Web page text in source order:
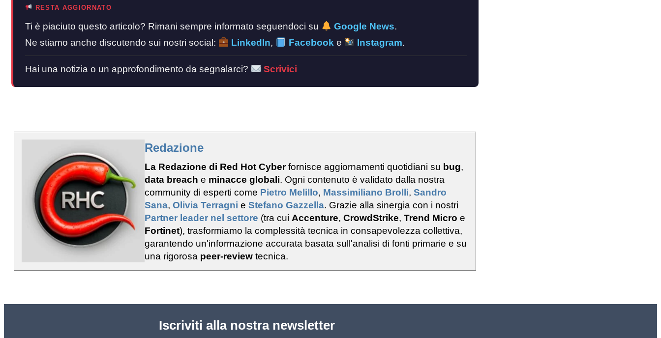
RESTA AGGIORNATO
Ti è piaciuto questo articolo? Rimani sempre informato seguendoci su Google News.
Ne stiamo anche discutendo sui nostri social:
LinkedIn, Facebook e Instagram.
Hai una notizia o un approfondimento da segnalarci? Scrivici
Redazione
La Redazione di Red Hot Cyberfornisce aggiornamenti quotidiani su bug,
data breach e minacce globali. Ogni contenuto è validato dalla nostra
community di esperti come Pietro Melillo, Massimiliano Brolli, Sandro
Sana, Olivia Terragni e Stefano Gazzella. Grazie alla sinergia con i nostri
Partner leader nel settore (tra cui Accenture, CrowdStrike, Trend Micro e
Fortinet), trasformiamo la complessità tecnica in consapevolezza collettiva,
garantendo un'informazione accurata basata sull'analisi di fonti primarie e su
una rigorosa peer-review tecnica.
Iscriviti alla nostra newsletter